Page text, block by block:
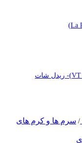
/ سرم ها و کرم های